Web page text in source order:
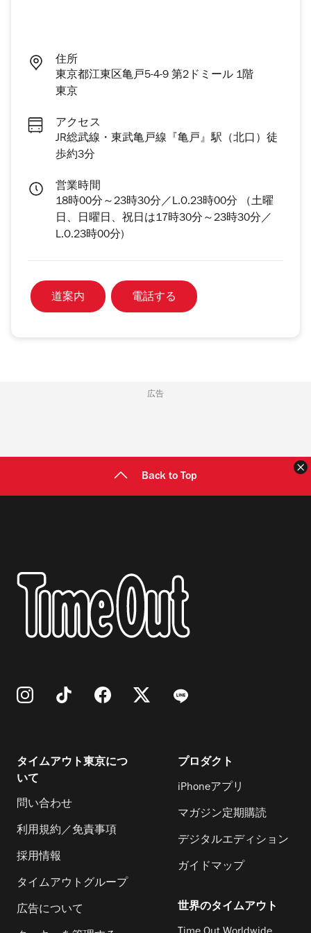
住所
東京都江東区亀戸5-4-9 第2ドミール 1階
東京
アクセス
JR総武線・東武亀戸線『亀戸』駅（北口）徒
歩約3分
営業時間
18時00分～23時30分／L.O.23時00分 （土曜
日、日曜日、祝日は17時30分～23時30分／
L.O.23時00分)
道案内 電話する
広告
Back to Top
タイムアウト東京につ
いて
問い合わせ
利用規約／免責事項
採用情報
タイムアウトグループ
広告について
プロダクト
iPhoneアプリ
マガジン定期購読
デジタルエディション
ガイドマップ
世界のタイムアウト